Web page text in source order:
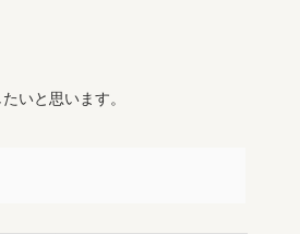
いと思います。